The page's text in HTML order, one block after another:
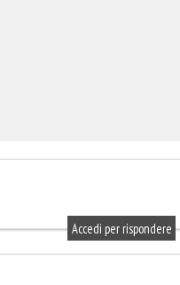
Accedi per rispondere